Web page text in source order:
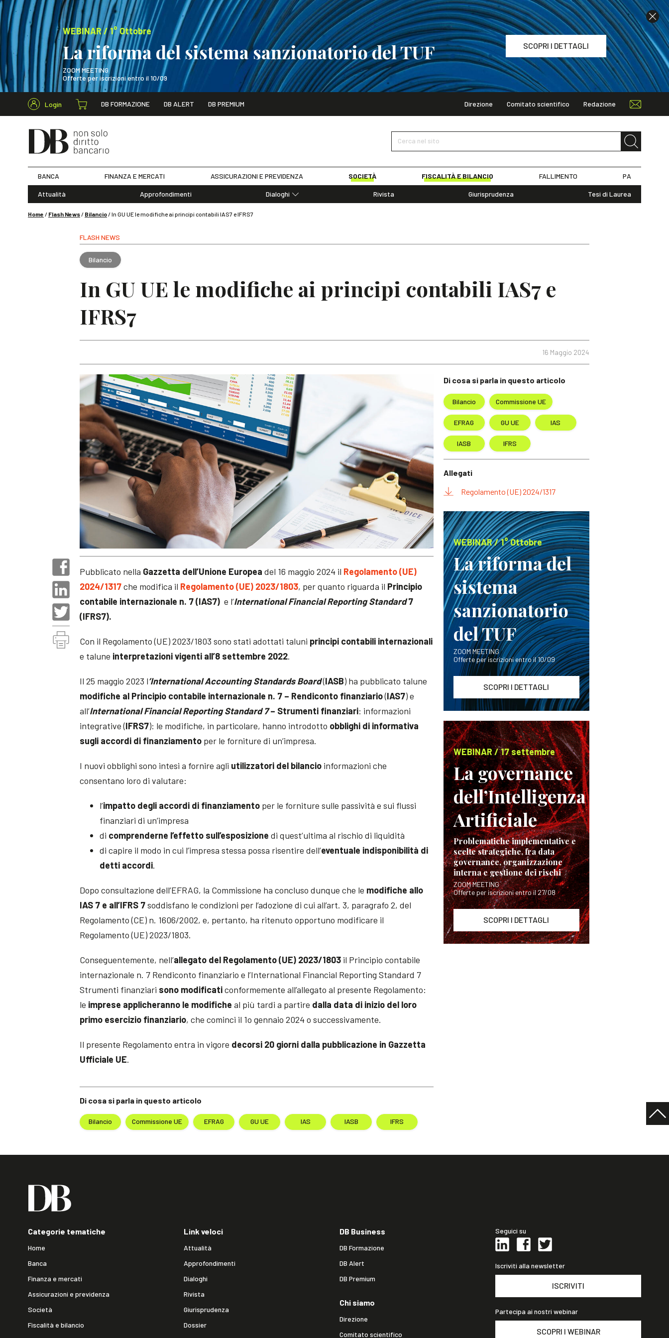
WEBINAR / 1° Ottobre
La riforma del sistema sanzionatorio del TUF
ZOOM MEETING
Offerte per iscrizioni entro il 10/09
SCOPRI I DETTAGLI
WEBINAR / 1° Ottobre
Login DB FORMAZIONE DB ALERT DB PREMIUM Direzione Comitato scientifico Redazione
Cerca nel sito
BANCA FINANZA E MERCATI ASSICURAZIONI E PREVIDENZA SOCIETÀ FISCALITÀ E BILANCIO FALLIMENTO PA
Attualità Approfondimenti
Dialoghi
Rivista Giurisprudenza Tesi di Laurea
Home / Flash News/ Bilancio/In GU UE le modifiche ai principi contabili IAS7 e IFRS7
FLASH NEWS
Bilancio
In GU UE le modifiche ai principi contabili IAS7 e
IFRS7
16 Maggio 2024
Di cosa si parla in questo articolo
Bilancio Commissione UE EFRAG GU UE IAS IASB IFRS
Pubblicato nella Gazzetta dell’Unione Europea del 16 maggio 2024 il Regolamento (UE)
2024/1317che modifica il Regolamento (UE) 2023/1803, per quanto riguarda il Principio
contabile internazionale n. 7 (IAS7) e l’International Financial Reporting Standard7
(IFRS7).
Con il Regolamento (UE) 2023/1803 sono stati adottati taluni principi contabili internazionali
e talune interpretazioni vigenti all’8 settembre 2022.
Il 25 maggio 2023 l’International Accounting Standards Board(IASB) ha pubblicato talune
modifiche al Principio contabile internazionale n. 7 – Rendiconto finanziario(IAS7) e
all’International Financial Reporting Standard 7– Strumenti finanziari: informazioni
integrative (IFRS7): le modifiche, in particolare, hanno introdotto obblighi di informativa
sugli accordi di finanziamento per le forniture di un’impresa.
I nuovi obblighi sono intesi a fornire agli utilizzatori del bilancio informazioni che
consentano loro di valutare:
l’impatto degli accordi di finanziamento per le forniture sulle passività e sui flussi
finanziari di un’impresa
di comprenderne l’effetto sull’esposizione di quest’ultima al rischio di liquidità
di capire il modo in cui l’impresa stessa possa risentire dell’eventuale indisponibilità di
detti accordi.
Dopo consultazione dell’EFRAG, la Commissione ha concluso dunque che le modifiche allo
IAS 7 e all’IFRS 7soddisfano le condizioni per l’adozione di cui all’art. 3, paragrafo 2, del
Regolamento (CE) n. 1606/2002, e, pertanto, ha ritenuto opportuno modificare il
Regolamento (UE) 2023/1803.
Conseguentemente, nell’allegato del Regolamento (UE) 2023/1803 il Principio contabile
internazionale n. 7 Rendiconto finanziario e l’International Financial Reporting Standard 7
Strumenti finanziari sono modificaticonformemente all’allegato al presente Regolamento:
le imprese applicheranno le modifiche al più tardi a partire dalla data di inizio del loro
primo esercizio finanziario, che cominci il 1o gennaio 2024 o successivamente.
Il presente Regolamento entra in vigore decorsi 20 giorni dalla pubblicazione in Gazzetta
Ufficiale UE.
Di cosa si parla in questo articolo
Bilancio Commissione UE
EFRAG GU UE IAS
IASB IFRS
Allegati
Regolamento (UE) 2024/1317
WEBINAR / 1° Ottobre
La riforma del
sistema
sanzionatorio
del TUF
ZOOM MEETING
Offerte per iscrizioni entro il 10/09
SCOPRI I DETTAGLI
WEBINAR / 17 settembre
La governance
dell’Intelligenza
Artificiale
Problematiche implementative e
scelte strategiche, fra data
governance, organizzazione
interna e gestione dei rischi
ZOOM MEETING
Offerte per iscrizioni entro il 27/08
SCOPRI I DETTAGLI
Categorie tematiche
Home
Banca
Finanza e mercati
Assicurazioni e previdenza
Società
Fiscalità e bilancio
Link veloci
Attualità
Approfondimenti
Dialoghi
Rivista
Giurisprudenza
Dossier
DB Business
DB Formazione
DB Alert
DB Premium
Chi siamo
Direzione
Comitato scientifico
Seguici su
Iscriviti alla newsletter
ISCRIVITI
Partecipa ai nostri webinar
SCOPRI I WEBINAR